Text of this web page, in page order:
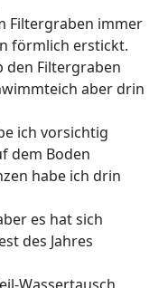
Filtergraben immer
förmlich erstickt.
den Filtergraben
aber drin
ich vorsichtig
dem Boden
habe ich drin
es hat sich
des Jahres